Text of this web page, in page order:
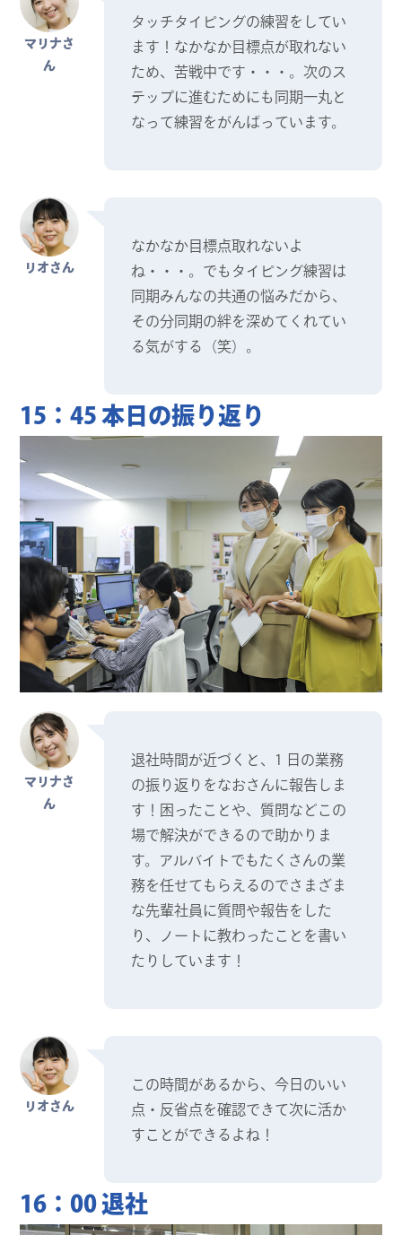
マリナさ
ん
タッチタイピングの練習をしてい
ます！なかなか目標点が取れない
ため、苦戦中です・・・。次のス
テップに進むためにも同期一丸と
なって練習をがんばっています。
リオさん
なかなか目標点取れないよ
ね・・・。でもタイピング練習は
同期みんなの共通の悩みだから、
その分同期の絆を深めてくれてい
る気がする（笑）。
15：45 本日の振り返り
マリナさ
ん
退社時間が近づくと、1 日の業務
の振り返りをなおさんに報告しま
す！困ったことや、質問などこの
場で解決ができるので助かりま
す。アルバイトでもたくさんの業
務を任せてもらえるのでさまざま
な先輩社員に質問や報告をした
り、ノートに教わったことを書い
たりしています！
リオさん
この時間があるから、今日のいい
点・反省点を確認できて次に活か
すことができるよね！
16：00 退社